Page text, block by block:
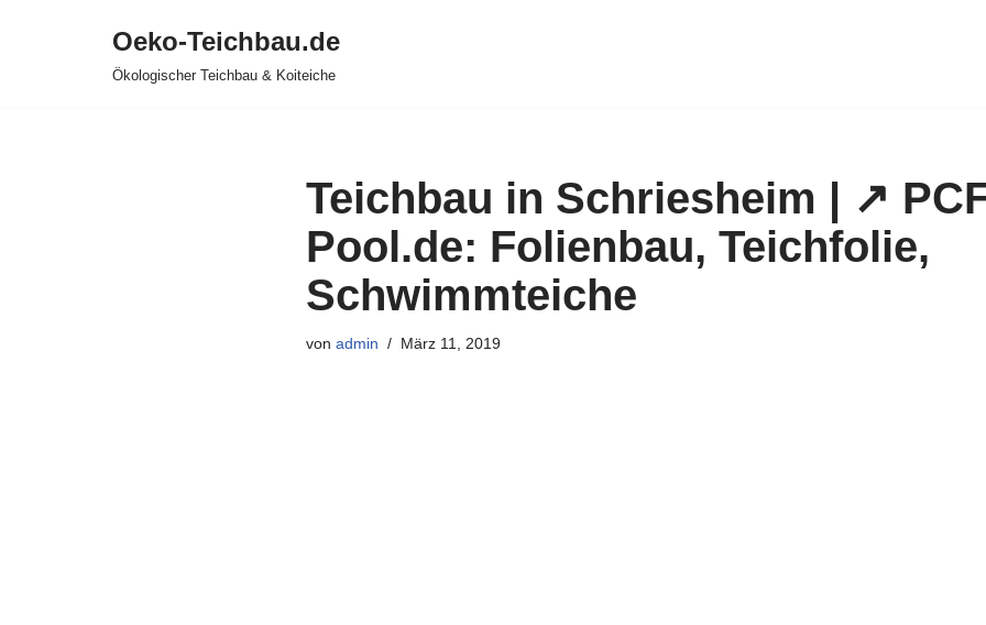
Oeko-Teichbau.de
Ökologischer Teichbau & Koiteiche
Teichbau in Schriesheim | ↗️
Pool.de: Folienbau, Teichfolie,
Schwimmteiche
von admin März 11, 2019